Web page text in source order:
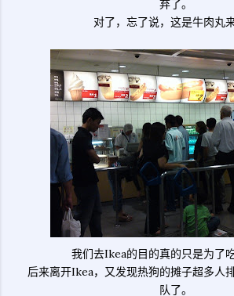
弃了。
对了，忘了说，这是牛肉丸来
我们去Ikea的目的真的只是为了吃
后来离开Ikea，又发现热狗的摊子超多人
队了。